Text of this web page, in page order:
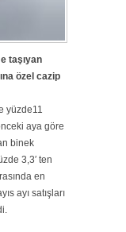
e taşıyan
özel cazip
yüzde11
aya göre
binek
3,3′ ten
en
ayı satışları